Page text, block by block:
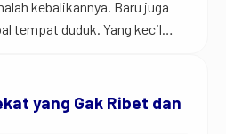
kebalikannya. Baru juga
tempat duduk. Yang kecil
pengen quality time,
begini… salah satu kunci
itu bukan cuma […]
yang Gak Ribet dan